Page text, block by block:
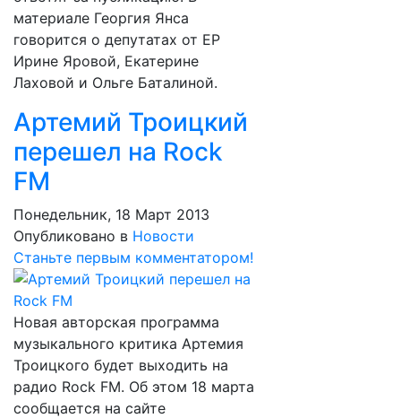
материале Георгия Янса
говорится о депутатах от ЕР
Ирине Яровой, Екатерине
Лаховой и Ольге Баталиной.
Артемий Троицкий
перешел на Rock
FM
Понедельник, 18 Март 2013
Опубликовано в Новости
Станьте первым комментатором!
Новая авторская программа
музыкального критика Артемия
Троицкого будет выходить на
радио Rock FM. Об этом 18 марта
сообщается на сайте